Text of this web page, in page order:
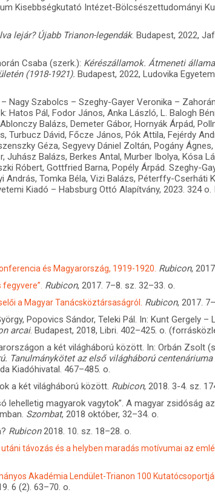
Kisebbségkutató Intézet-Bölcsészettudományi
lejár? Újabb Trianon-legendák. Budapest, 2022,
Csaba (szerk.): Kérészállamok. Átmeneti
(1918-1921).Budapest, 2022, Ludovika
Nagy Szabolcs – Szeghy-Gayer Veronika –
Hatos Pál, Fodor János, Anka László, L. Balogh
Balázs, Demeter Gábor, Hornyák Árpád,
Turbucz Dávid, Főcze János, Pók Attila, Fejérdy
Géza, Segyevy Dániel Zoltán, Pogány
Juhász Balázs, Berkes Antal, Murber Ibolya, Kósa
Róbert, Gottfried Barna, Popély Árpád. Szeghy-
András, Tomka Béla, Vizi Balázs, Péterffy-Cserháti
Kiadó – Habsburg Ottó Alapítvány, 2023. 324 o.
és Magyarország, 1919-1920. Rubicon,
Rubicon, 2017. 7–8. sz. 32–33. o.
a Magyar Tanácsköztársaságról. Rubicon, 2017.
Popovics Sándor, Teleki Pál. In: Kunt Gergely –
arcai. Budapest, 2018, Libri. 402–425. o.
a két világháború között. In: Orbán Zsolt
Tanulmánykötet az első világháború
Kiadóhivatal. 467–485. o.
a két világháború között. Rubicon, 2018. 3-4. sz.
lehelletig magyarok vagytok”. A magyar zsidóság
Szombat, 2018 október, 32–34. o.
Rubicon2018. 10. sz. 18–28. o.
távozás és a helyben maradás motívumai az
Akadémia Lendület-Trianon 100
6 (2). 63–70. o.